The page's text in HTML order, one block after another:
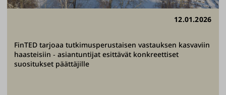
12.01.2026
FinTED tarjoaa tutkimusperustaisen vastauksen kasvaviin
haasteisiin ‐ asiantuntijat esittävät konkreettiset
suositukset päättäjille